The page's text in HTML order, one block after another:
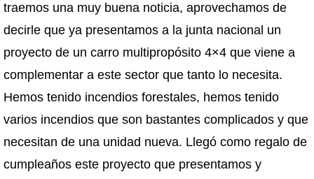
traemos una muy buena noticia, aprovechamos de
decirle que ya presentamos a la junta nacional un
proyecto de un carro multipropósito 4×4 que viene a
complementar a este sector que tanto lo necesita.
Hemos tenido incendios forestales, hemos tenido
varios incendios que son bastantes complicados y que
necesitan de una unidad nueva. Llegó como regalo de
cumpleaños este proyecto que presentamos y